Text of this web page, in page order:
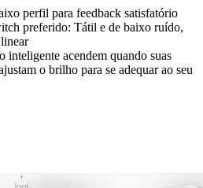
perfil para feedback satisfatório
preferido: Tátil e de baixo ruído,
inteligente acendem quando suas
o brilho para se adequar ao seu